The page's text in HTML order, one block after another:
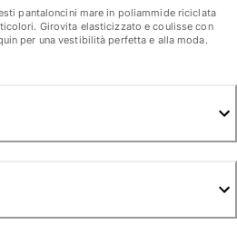
bagno
pantaloncini mare in poliammide riciclata
Girovita elasticizzato e coulisse con
per una vestibilità perfetta e alla moda.